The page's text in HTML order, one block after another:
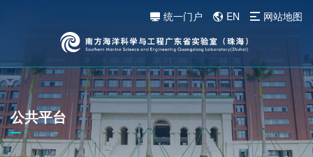
统一门户 EN 网站地图
公共平台